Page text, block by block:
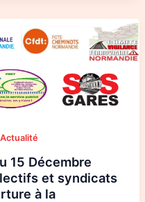
Actualité
15 Décembre
et syndicats
à la